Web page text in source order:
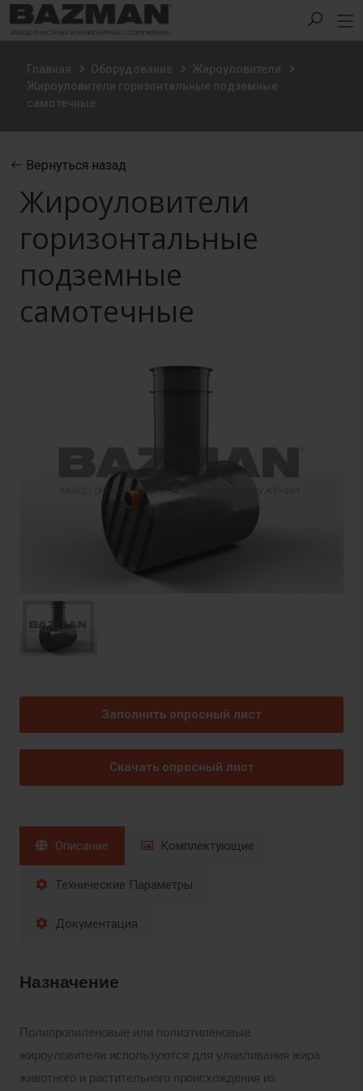
Главная Оборудование
Жироуловители
Жироуловители горизонтальные подземные
самотечные
Вернуться назад
Жироуловители
горизонтальные
подземные
самотечные
Заполнить опросный лист
Скачать опросный лист
Описание Комплектующие
Технические Параметры
Документация
Назначение
Полипропиленовые или полиэтиленовые
жироуловители используются для улавливания жира
животного и растительного происхождения из